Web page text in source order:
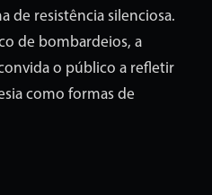
de resistência silenciosa.
de bombardeios, a
o público a refletir
como formas de